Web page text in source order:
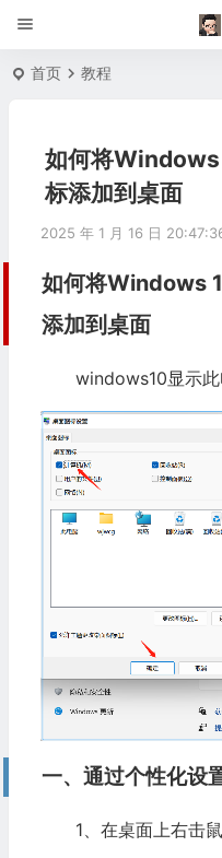
首页 教程
如何将Windows
标添加到桌面
2025 年 1 月 16 日
如何将Windows
添加到桌面
windows10显示此
一、通过个性化设
1、在桌面上右击